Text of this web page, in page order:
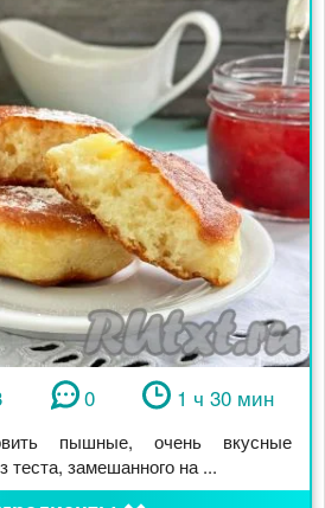
0 1 ч 30 мин
пышные, очень вкусные
замешанного на ...